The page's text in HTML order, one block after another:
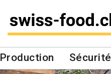
Production Sécurité